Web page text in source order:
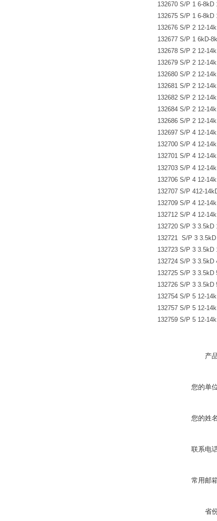
132670 S/P 1 6-
132675 S/P 1 6-
132676 S/P 2 12-
132677 S/P 1 6kD-
132678 S/P 2 12-
132679 S/P 2 12-
132680 S/P 2 12-
132681 S/P 2 12-
132682 S/P 2 12-
132684 S/P 2 12-
132686 S/P 2 12-
132697 S/P 4 12-
132700 S/P 4 12-
132701 S/P 4 12-
132703 S/P 4 12-
132706 S/P 4 12-
132707 S/P 412-
132709 S/P 4 12-
132712 S/P 4 12-
132720 S/P 3
132721 S/P 3
132723 S/P 3
132724 S/P 3
132725 S/P 3
132726 S/P 3
132754 S/P 5 12-
132757 S/P 5 12-
132759 S/P 5 12-
产
您的单
您的姓
联系电
常用邮
省